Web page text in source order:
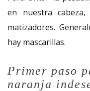
en nuestra
matizadores.
hay mascarillas.
Primer paso
naranja